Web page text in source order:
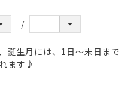
誕生月には、1日～末日まで
ます♪